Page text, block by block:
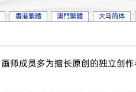
师成员多为擅长原创的独立创作
香港繁體 澳門繁體 大马简体